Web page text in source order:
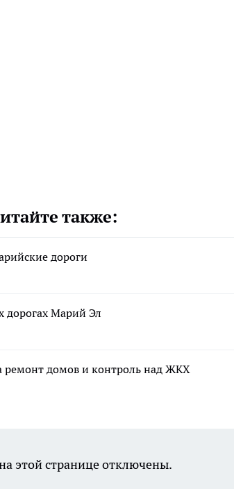
также:
дороги
дорогах Марий Эл
ремонт домов и контроль над ЖКХ
этой странице отключены.